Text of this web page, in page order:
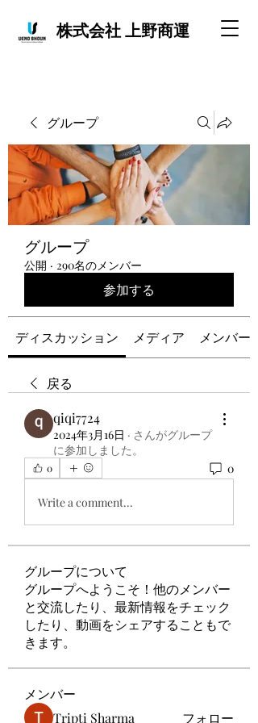
株式会社 上野商運
グループ
グループ
公開 · 290名のメンバー
参加する
ディスカッション メディア メンバー
戻る
qiqi7724
2024年3月16日 · さんがグループ
に参加しました。
0 0
Write a comment...
グループについて
グループへようこそ！他のメンバー
と交流したり、最新情報をチェック
したり、動画をシェアすることもで
きます。
メンバー
Tripti Sharma
フォロー